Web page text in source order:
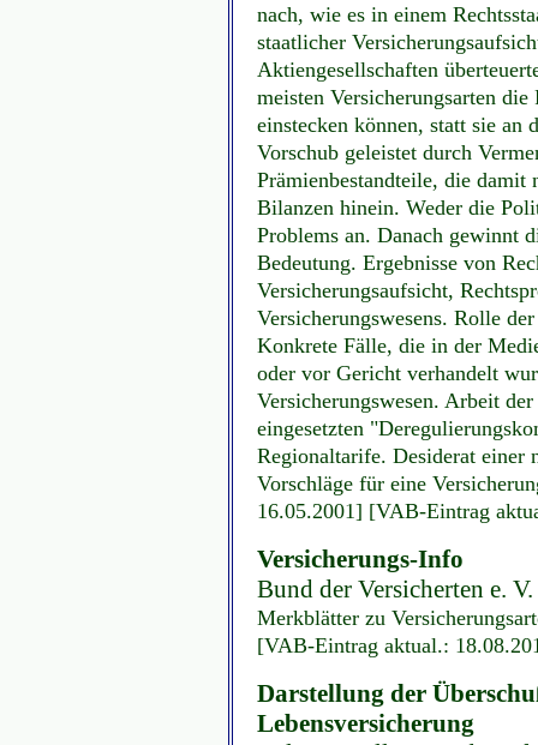
nach, wie es in einem
staatlicher
Aktiengesellschaften
meisten Versicherungsarten
einstecken können, statt sie an
Vorschub geleistet durch
Prämienbestandteile, die
Bilanzen hinein. Weder die
Problems an. Danach gewinnt
Bedeutung. Ergebnisse von
Versicherungsaufsicht,
Versicherungswesens. Rolle
Konkrete Fälle, die in der
oder vor Gericht verhandelt
Versicherungswesen. Arbeit
eingesetzten
Regionaltarife. Desiderat einer
Vorschläge für eine
16.05.2001] [VAB-Eintrag
Versicherungs-Info
Bund der Versicherten e.
Merkblätter zu
[VAB-Eintrag aktual.:
Darstellung der
Lebensversicherung